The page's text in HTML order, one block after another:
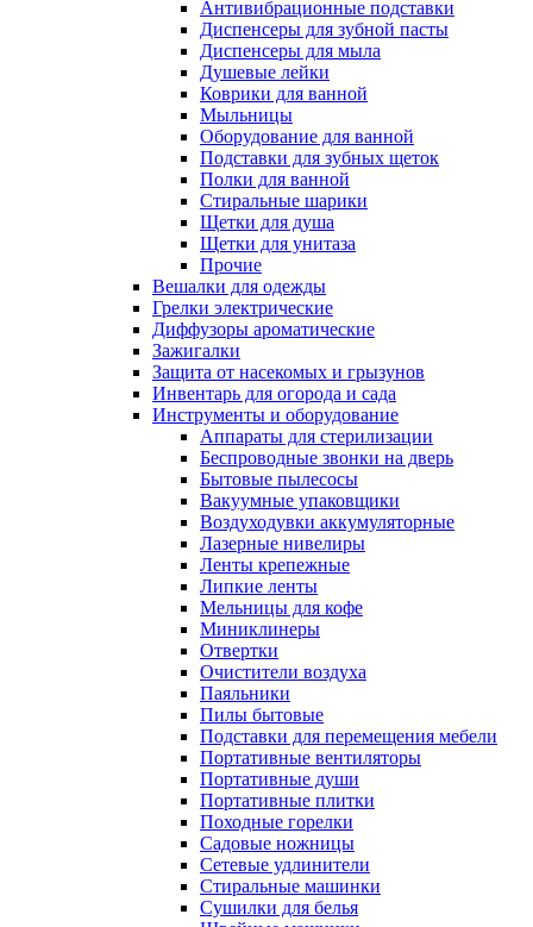
Антивибрационные подставки
Диспенсеры для зубной пасты
Диспенсеры для мыла
Душевые лейки
Коврики для ванной
Мыльницы
Оборудование для ванной
Подставки для зубных щеток
Полки для ванной
Стиральные шарики
Щетки для душа
Щетки для унитаза
Прочие
Вешалки для одежды
Грелки электрические
Диффузоры ароматические
Зажигалки
Защита от насекомых и грызунов
Инвентарь для огорода и сада
Инструменты и оборудование
Аппараты для стерилизации
Беспроводные звонки на дверь
Бытовые пылесосы
Вакуумные упаковщики
Воздуходувки аккумуляторные
Лазерные нивелиры
Ленты крепежные
Липкие ленты
Мельницы для кофе
Миниклинеры
Отвертки
Очистители воздуха
Паяльники
Пилы бытовые
Подставки для перемещения мебели
Портативные вентиляторы
Портативные души
Портативные плитки
Походные горелки
Садовые ножницы
Сетевые удлинители
Стиральные машинки
Сушилки для белья